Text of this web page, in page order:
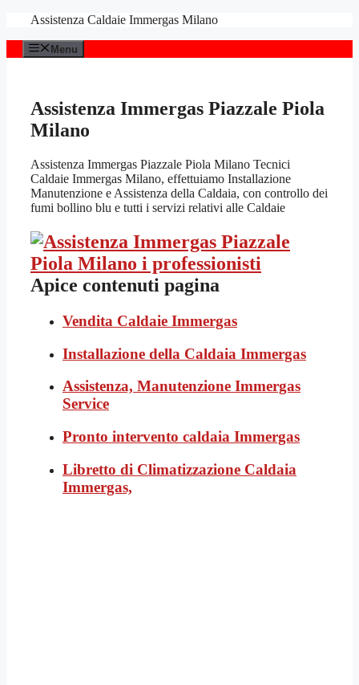
contenuto
Assistenza Caldaie Immergas Milano
Menu
Assistenza Immergas Piazzale Piola
Milano
Assistenza Immergas Piazzale Piola Milano Tecnici
Caldaie Immergas Milano, effettuiamo Installazione
Manutenzione e Assistenza della Caldaia, con controllo dei
fumi bollino blu e tutti i servizi relativi alle Caldaie
Apice contenuti pagina
Vendita Caldaie Immergas
Installazione della Caldaia Immergas
Assistenza, Manutenzione Immergas
Service
Pronto intervento caldaia Immergas
Libretto di Climatizzazione Caldaia
Immergas,